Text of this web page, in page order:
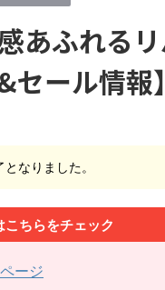
あふれる
ール情報】
なりました。
ちらをチェック
ージ